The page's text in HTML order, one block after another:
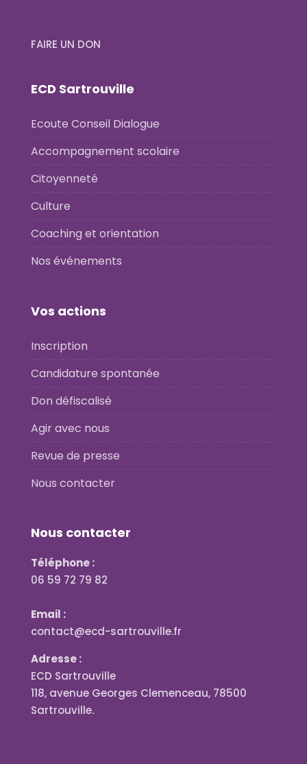
FAIRE UN DON
ECD Sartrouville
Ecoute Conseil Dialogue
Accompagnement scolaire
Citoyenneté
Culture
Coaching et orientation
Nos événements
Vos actions
Inscription
Candidature spontanée
Don défiscalisé
Agir avec nous
Revue de presse
Nous contacter
Nous contacter
Téléphone :
06 59 72 79 82
Email :
contact@ecd-sartrouville.fr
Adresse :
ECD Sartrouville
118, avenue Georges Clemenceau, 78500
Sartrouville.